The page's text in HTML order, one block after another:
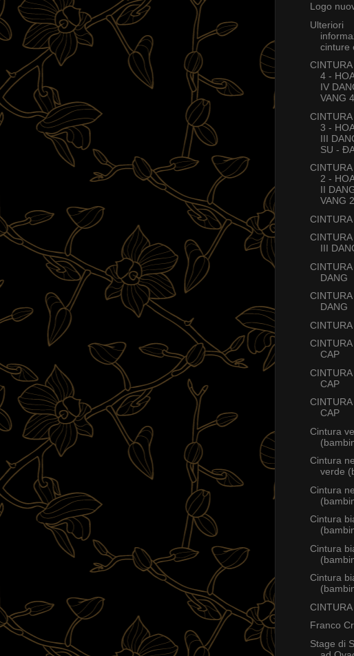
Logo
Ulteriori
cinture
4 -
IV
VANG
3 -
III
SU -
2 -
II
VANG
CINTURA
III
CINTURA
DANG
CINTURA
DANG
CAP
CAP
CAP
Cintura
Cintura
verde
Cintura
Cintura
Cintura
Cintura
CINTURA
Franco
Stage di